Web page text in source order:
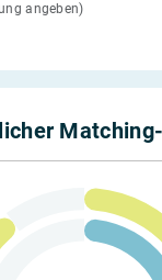
angeben)